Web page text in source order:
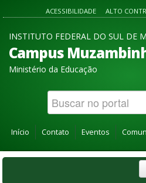
ACESSIBILIDADE ALTO
INSTITUTO FEDERAL DO SUL DE
Campus
Ministério da Educação
Início Contato Eventos